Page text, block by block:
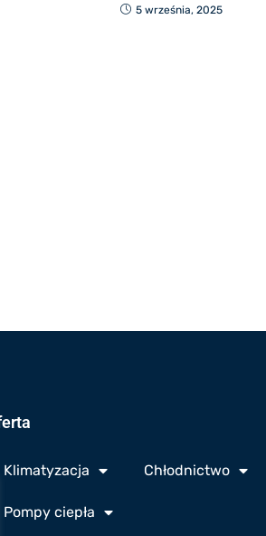
5 września, 2025
Klimatyzacja Chłodnictwo
Pompy ciepła